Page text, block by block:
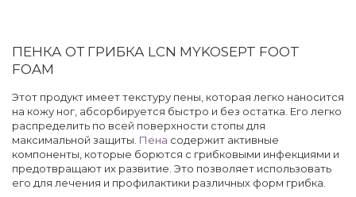
ПЕНКА ОТ ГРИБКА LCN MYKOSEPT FOOT
FOAM
Этот продукт имеет текстуру пены, которая легко наносится
на кожу ног, абсорбируется быстро и без остатка. Его легко
распределить по всей поверхности стопы для
максимальной защиты. Пена содержит активные
компоненты, которые борются с грибковыми инфекциями и
предотвращают их развитие. Это позволяет использовать
его для лечения и профилактики различных форм грибка.